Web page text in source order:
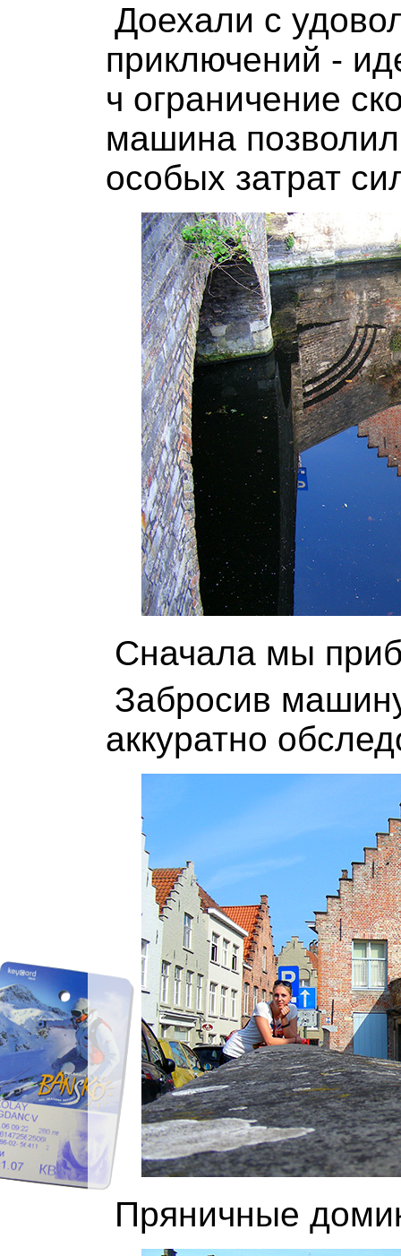
Доехали с
приключений -
ч ограничение
машина
особых затрат
Сначала мы
Забросив
аккуратно
Пряничные